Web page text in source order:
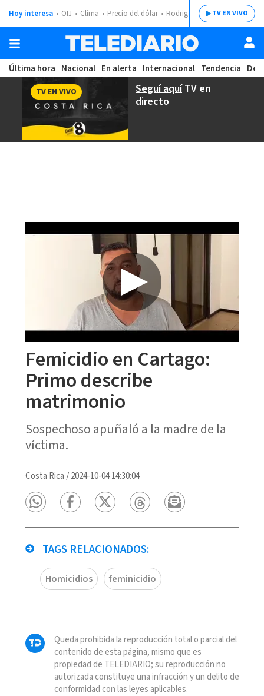
Hoy interesa OIJ Clima Precio del dólar Rodrigo ChavesTV EN VIVO
Última hora Nacional En alerta Internacional Tendencia
Seguí aquíTV en
directo
TV EN VIVO
Femicidio en Cartago:
Primo describe
matrimonio
Sospechoso apuñaló a la madre de la
víctima.
Costa Rica /2024-10-04 14:30:04
TAGS RELACIONADOS:
Homicidios feminicidio
Queda prohibida la reproducción total o parcial del
contenido de esta página, mismo que es
propiedad de TELEDIARIO; su reproducción no
autorizada constituye una infracción y un delito de
conformidad con las leyes aplicables.